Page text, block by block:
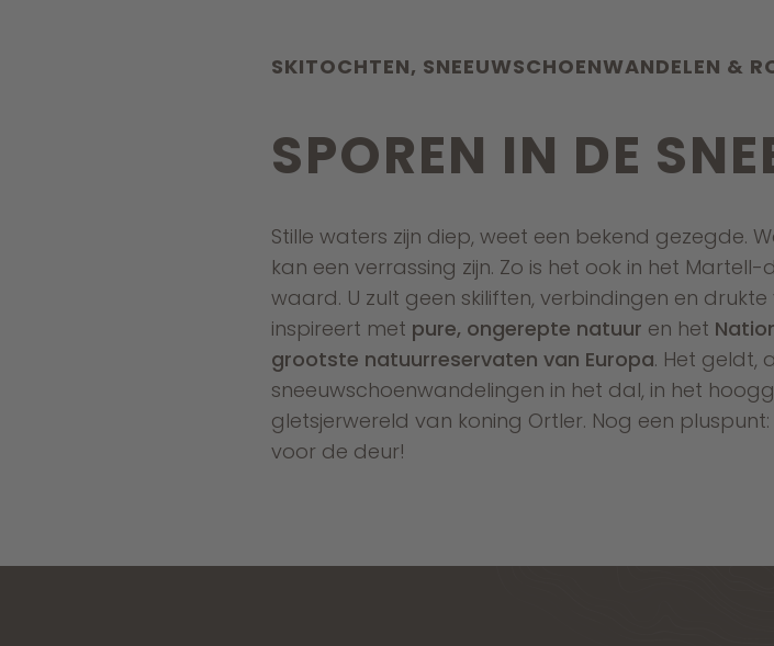
SKITOCHTEN, SNEEUWSCHOENWANDELEN &
SPOREN IN DE
Stille waters zijn diep, weet een bekend gezegde.
kan een verrassing zijn. Zo is het ook in het
waard. U zult geen skiliften, verbindingen en
inspireert met pure, ongerepte natuur en het
grootste natuurreservaten van Europa. Het geldt,
sneeuwschoenwandelingen in het dal, in het
gletsjerwereld van koning Ortler. Nog een
voor de deur!